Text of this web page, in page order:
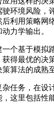
环境风险，
利用策略网
力学输出。
基于模拟
得最优的决
算法的成熟
任务，在设
这里包括性